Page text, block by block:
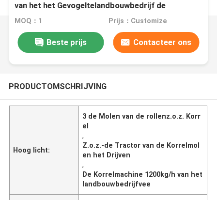
van het het Gevogeltelandbouwbedrijf de
Drijfmachine van de het Veekorrel
MOQ：1 Prijs：Customize
Beste prijs Contacteer ons
PRODUCTOMSCHRIJVING
Hoog licht:
3 de Molen van de rollenz.o.z. Korr
el
,
Z.o.z.-de Tractor van de Korrelmol
en het Drijven
,
De Korrelmachine 1200kg/h van het
landbouwbedrijfvee